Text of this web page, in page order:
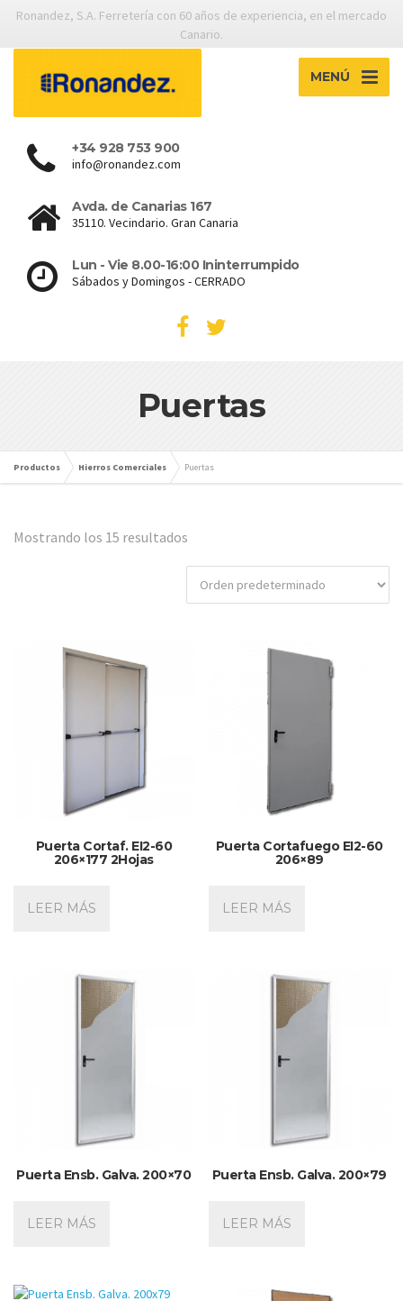
Ronandez, S.A. Ferretería con 60 años de experiencia, en el mercado
Canario.
MENÚ
+34 928 753 900
info@ronandez.com
Avda. de Canarias 167
35110. Vecindario. Gran Canaria
Lun - Vie 8.00-16:00 Ininterrumpido
Sábados y Domingos - CERRADO
Puertas
Productos Hierros Comerciales Puertas
Mostrando los 15 resultados
Puerta Cortaf. EI2-60
206×177 2Hojas
LEER MÁS
Puerta Cortafuego EI2-60
206×89
LEER MÁS
Puerta Ensb. Galva. 200×70
LEER MÁS
Puerta Ensb. Galva. 200×79
LEER MÁS